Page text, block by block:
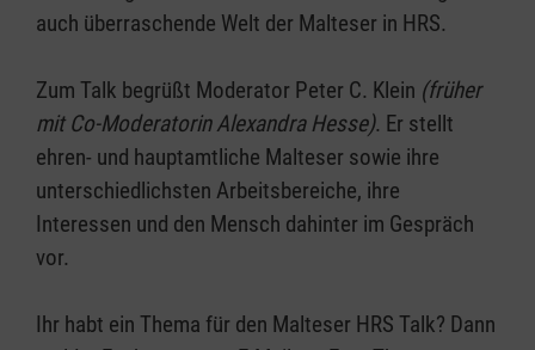
auch überraschende Welt der Malteser in HRS.
Zum Talk begrüßt Moderator Peter C. Klein (früher
mit Co-Moderatorin Alexandra Hesse). Er stellt
ehren- und hauptamtliche Malteser sowie ihre
unterschiedlichsten Arbeitsbereiche, ihre
Interessen und den Mensch dahinter im Gespräch
vor.
Ihr habt ein Thema für den Malteser HRS Talk? Dann